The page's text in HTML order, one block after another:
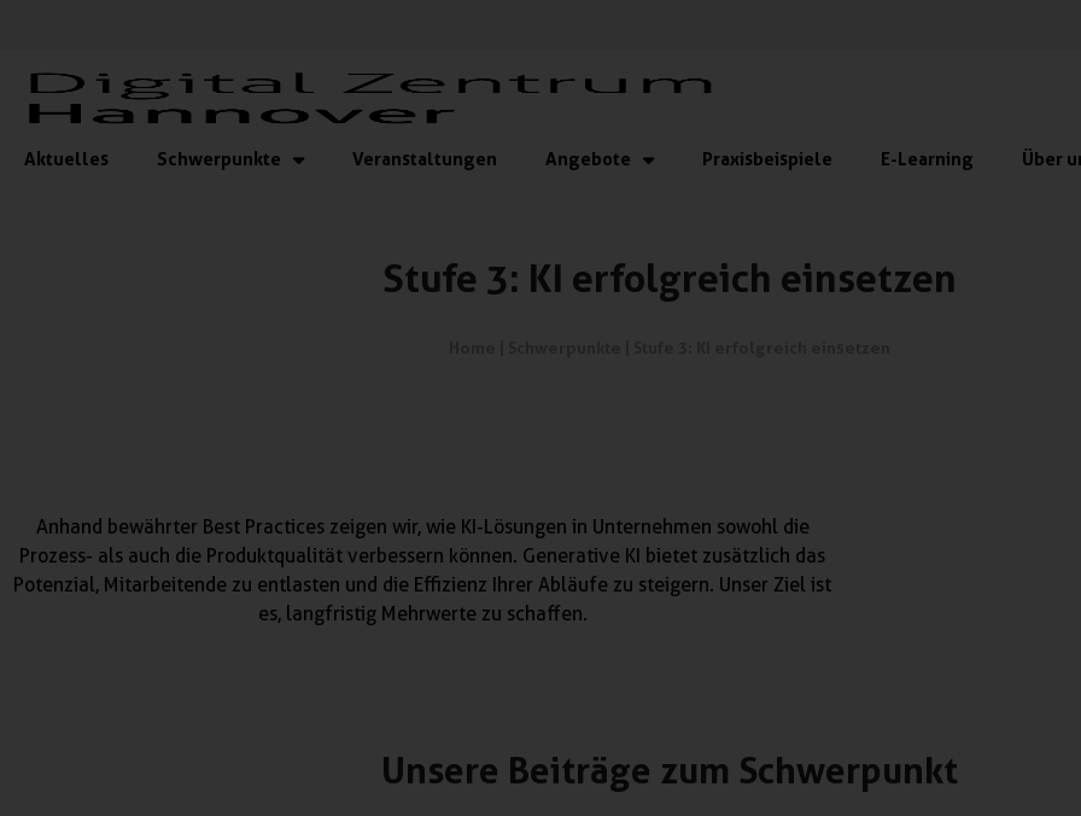
Aktuelles Schwerpunkte Veranstaltungen Angebote Praxisbeispiele E-Learning Über
Stufe 3: KI erfolgreich einsetzen
Anhand bewährter Best Practices zeigen wir, wie KI-Lösungen in Unternehmen sowohl die
Prozess- als auch die Produktqualität verbessern können. Generative KI bietet zusätzlich das
Potenzial, Mitarbeitende zu entlasten und die Effizienz Ihrer Abläufe zu steigern. Unser Ziel ist
es, langfristig Mehrwerte zu schaffen.
Unsere Beiträge zum Schwerpunkt